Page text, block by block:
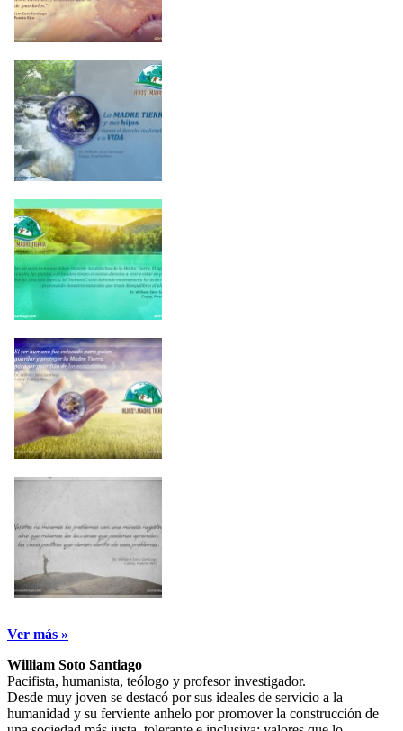
Ver más »
William Soto Santiago
Pacifista, humanista, teólogo y profesor investigador.
Desde muy joven se destacó por sus ideales de servicio a la
humanidad y su ferviente anhelo por promover la construcción de